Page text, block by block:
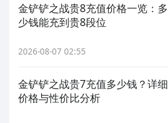
金铲铲之战贵8充值价格一览：多
少钱能充到贵8段位
2026-08-07 02:55
金铲铲之战贵7充值多少钱？详细
价格与性价比分析